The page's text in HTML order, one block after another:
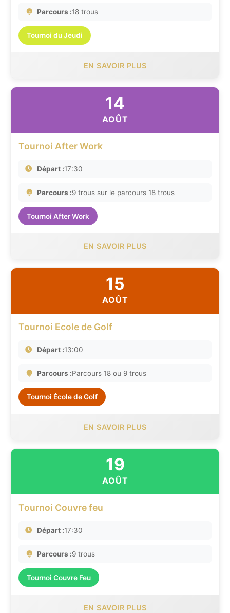
Parcours :18 trous
Tournoi du Jeudi
EN SAVOIR PLUS
14
AOÛT
Tournoi After Work
Départ :17:30
Parcours :9 trous sur le parcours 18 trous
Tournoi After Work
EN SAVOIR PLUS
15
AOÛT
Tournoi Ecole de Golf
Départ :13:00
Parcours :Parcours 18 ou 9 trous
Tournoi École de Golf
EN SAVOIR PLUS
19
AOÛT
Tournoi Couvre feu
Départ :17:30
Parcours :9 trous
Tournoi Couvre Feu
EN SAVOIR PLUS